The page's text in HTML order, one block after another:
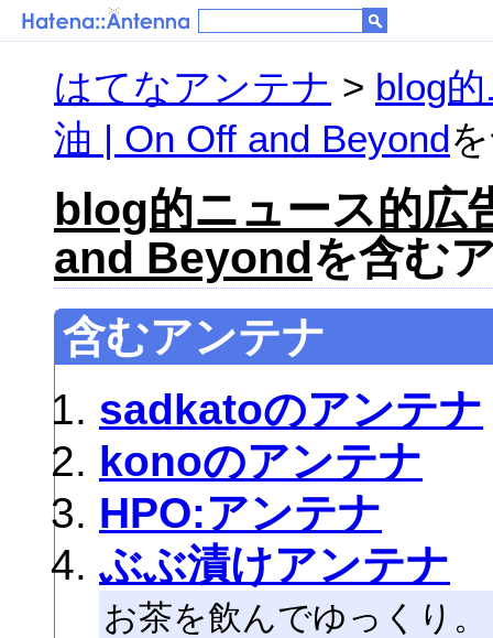
はてなアンテナ > blog
油 | On Off and Beyond
blog的ニュース的広
and Beyondを含む
含むアンテナ
sadkatoのアンテナ
konoのアンテナ
HPO:アンテナ
ぶぶ漬けアンテナ
お茶を飲んでゆっくり。